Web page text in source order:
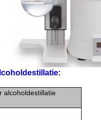
alcoholdestillatie